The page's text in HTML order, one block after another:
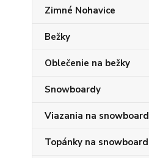
Zimné Nohavice
Bežky
Oblečenie na bežky
Snowboardy
Viazania na snowboard
Topánky na snowboard